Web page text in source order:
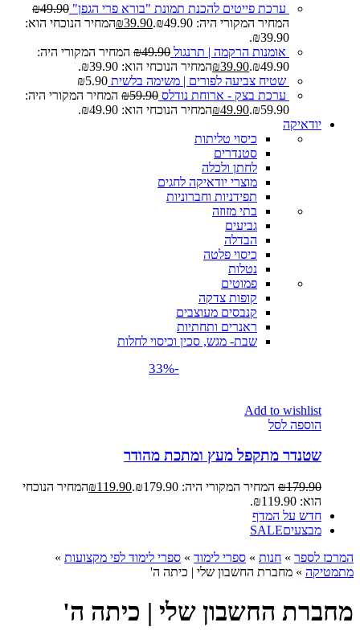
ערכת פייטים להכנת תמונת "בורא פרי הגפן" ₪49.90
המחיר המקורי היה: ₪49.90.
₪39.90
המחיר הנוכחי הוא:
₪39.90.
אומנות הרקמה | תרנגול
₪49.90
המחיר המקורי היה:
₪49.90.
₪39.90
המחיר הנוכחי הוא: ₪39.90.
שטיח צביעה לפורים | משימה בלשית
₪5.90
ערכת בצק - ארוחת נודלס
₪59.90
המחיר המקורי היה:
₪59.90.
₪49.90
המחיר הנוכחי הוא: ₪49.90.
יודאיקה
כיסוי טליתות
סטנדרים
לחתן ולכלה
מוצרי יודאיקה לחגים
תפידניות וחברוניות
בתי מזוזה
גביעים
הבדלה
כיסוי פלטה
נטלות
פמוטים
קופות צדקה
קנבסים מעוצבים
ראנרים ותחתיות
שבת- מגש, סכין וכיסוי לחלות
-33%
Add to wishlist
הוספה לסל
שטנדר מתקפל מעץ ומתכת מהודר
₪179.90 המחיר המקורי היה: ₪179.90. ₪119.90
המחיר הנוכחי
הוא: ₪119.90.
חדש על המדף
מבצעיםSALE
המרכז לספר » חנות » ספרי לימוד » ספרי לימוד לפי מקצועות »
מתמטיקה » מחברת החשבון שלי | כיתה ה'
מחברת החשבון שלי | כיתה ה'